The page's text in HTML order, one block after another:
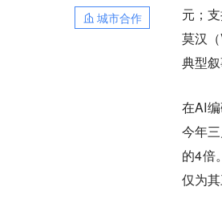
城市合作
元；
莫汉
典型
在AI
今年
的4倍
仅为其